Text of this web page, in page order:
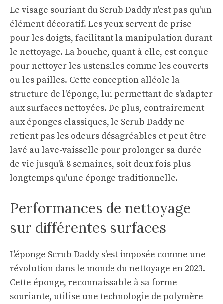
Le visage souriant du Scrub Daddy n'est pas qu'un
élément décoratif. Les yeux servent de prise
pour les doigts, facilitant la manipulation durant
le nettoyage. La bouche, quant à elle, est conçue
pour nettoyer les ustensiles comme les couverts
ou les pailles. Cette conception alléole la
structure de l'éponge, lui permettant de s'adapter
aux surfaces nettoyées. De plus, contrairement
aux éponges classiques, le Scrub Daddy ne
retient pas les odeurs désagréables et peut être
lavé au lave-vaisselle pour prolonger sa durée
de vie jusqu'à 8 semaines, soit deux fois plus
longtemps qu'une éponge traditionnelle.
Performances de nettoyage
sur différentes surfaces
L'éponge Scrub Daddy s'est imposée comme une
révolution dans le monde du nettoyage en 2023.
Cette éponge, reconnaissable à sa forme
souriante, utilise une technologie de polymère